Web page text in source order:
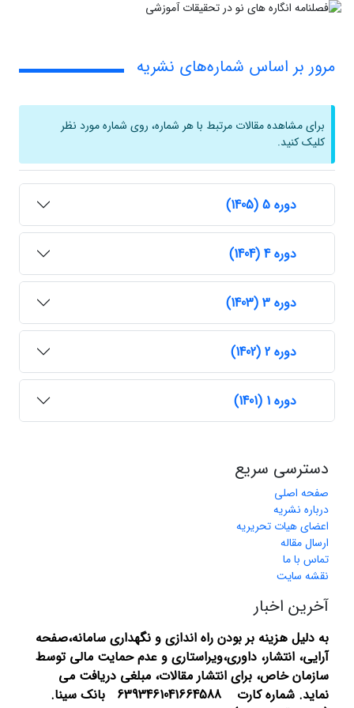
مرور بر اساس شماره‌های نشریه
برای مشاهده مقالات مرتبط با هر شماره، روی شماره مورد نظر
کلیک کنید.
دوره 5 (1405)
دوره 4 (1404)
دوره 3 (1403)
دوره 2 (1402)
دوره 1 (1401)
دسترسی سریع
صفحه اصلی
درباره نشریه
اعضای هیات تحریریه
ارسال مقاله
تماس با ما
نقشه سایت
آخرین اخبار
به دلیل هزینه بر بودن راه اندازی و نگهداری سامانه،صفحه
آرایی، انتشار، داوری،ویراستاری و عدم حمایت مالی توسط
سازمان خاص، برای انتشار مقالات، مبلغی دریافت می
نماید.
شماره کارت 6393461041664588 بانک سینا.